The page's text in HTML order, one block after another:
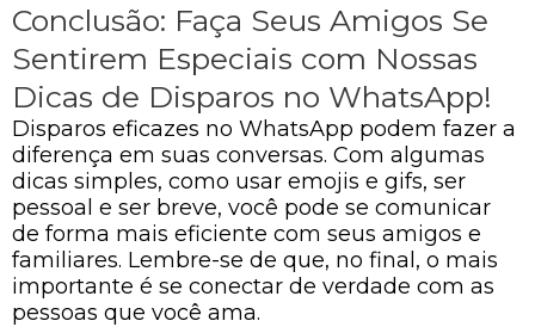
Conclusão: Faça Seus Amigos Se
Sentirem Especiais com Nossas
Dicas de Disparos no WhatsApp!
Disparos eficazes no WhatsApp podem fazer a
diferença em suas conversas. Com algumas
dicas simples, como usar emojis e gifs, ser
pessoal e ser breve, você pode se comunicar
de forma mais eficiente com seus amigos e
familiares. Lembre-se de que, no final, o mais
importante é se conectar de verdade com as
pessoas que você ama.